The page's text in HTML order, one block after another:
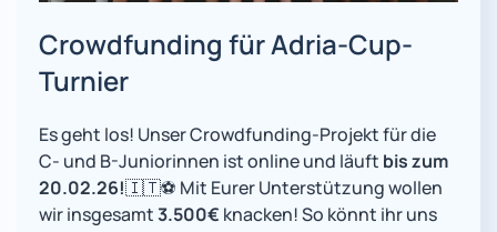
Crowdfunding für Adria-Cup-
Turnier
Es geht los! Unser Crowdfunding-Projekt für die
C- und B-Juniorinnen ist online und läuft bis zum
20.02.26!🇮🇹⚽️ Mit Eurer Unterstützung wollen
wir insgesamt3.500€ knacken! So könnt ihr uns